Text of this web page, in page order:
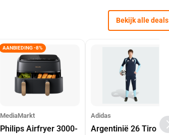
Bekijk alle deals
AANBIEDING -8%
MediaMarkt
Philips Airfryer 3000-
Adidas
Argentinië 26 Tiro